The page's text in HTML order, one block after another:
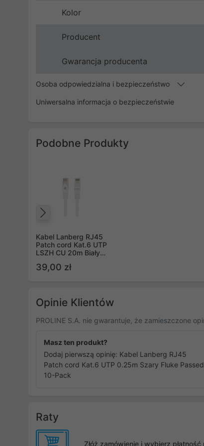
Kolor
Producent
Gwarancja producenta
Osoba odpowiedzialna i bezpieczeństwo
Uniwersalna informacja o bezpieczeństwie
Podobne Produkty
Kabel Lanberg RJ45
Patch cord Kat.6 UTP
LSZH CU 20m Biały
10CU-2000-W
39,00 zł
Opinie Klientów
PROLINE S.A. nie gwarantuje, że zamieszczone
Masz ten produkt?
Dodaj pierwszą opinię: Kabel Lanberg RJ45
Patch cord Kat.6 UTP 0.25m Szary Fluke Passed
10-Pack
Raty
Złóż zamówienie i wybierz